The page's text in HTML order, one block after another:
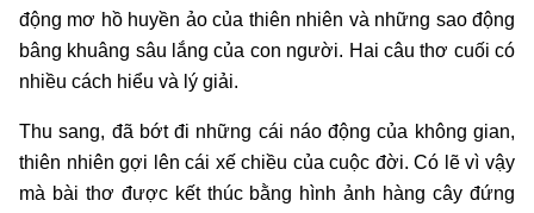
động mơ hồ huyền ảo của thiên nhiên và những sao động
bâng khuâng sâu lắng của con người. Hai câu thơ cuối có
nhiều cách hiểu và lý giải.
Thu sang, đã bớt đi những cái náo động của không gian,
thiên nhiên gợi lên cái xế chiều của cuộc đời. Có lẽ vì vậy
mà bài thơ được kết thúc bằng hình ảnh hàng cây đứng